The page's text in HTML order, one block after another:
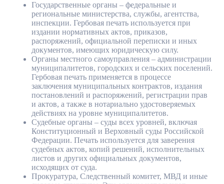
Государственные органы – федеральные и
региональные министерства, службы, агентства,
инспекции. Гербовая печать используется при
издании нормативных актов, приказов,
распоряжений, официальной переписки и иных
документов, имеющих юридическую силу.
Органы местного самоуправления – администрации
муниципалитетов, городских и сельских поселений.
Гербовая печать применяется в процессе
заключения муниципальных контрактов, издания
постановлений и распоряжений, регистрации прав
и актов, а также в нотариально удостоверяемых
действиях на уровне муниципалитетов.
Судебные органы – суды всех уровней, включая
Конституционный и Верховный суды Российской
Федерации. Печать используется для заверения
судебных актов, копий решений, исполнительных
листов и других официальных документов,
исходящих от суда.
Прокуратура, Следственный комитет, МВД и иные